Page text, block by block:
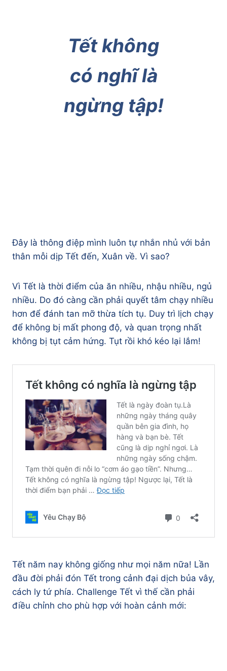
Tết không
có nghĩ là
ngừng tập!
Đây là thông điệp mình luôn tự nhắn nhủ với bản
thân mỗi dịp Tết đến, Xuân về. Vì sao?
Vì Tết là thời điểm của ăn nhiều, nhậu nhiều, ngủ
nhiều. Do đó càng cần phải quyết tâm chạy nhiều
hơn để đánh tan mỡ thừa tích tụ. Duy trì lịch chạy
để không bị mất phong độ, và quan trọng nhất
không bị tụt cảm hứng. Tụt rồi khó kéo lại lắm!
Tết năm nay không giống như mọi năm nữa! Lần
đầu đời phải đón Tết trong cảnh đại dịch bủa vây,
cách ly tứ phía. Challenge Tết vì thế cần phải
điều chỉnh cho phù hợp với hoàn cảnh mới: